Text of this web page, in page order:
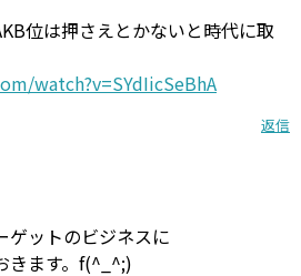
位は押さえとかないと時代に取
watch?v=SYdIicSeBhA
返信
ゲットのビジネスに
きます。f(^_^;)